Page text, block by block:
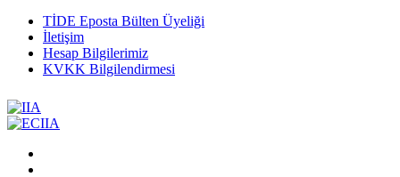
TİDE Eposta Bülten Üyeliği
İletişim
Hesap Bilgilerimiz
KVKK Bilgilendirmesi